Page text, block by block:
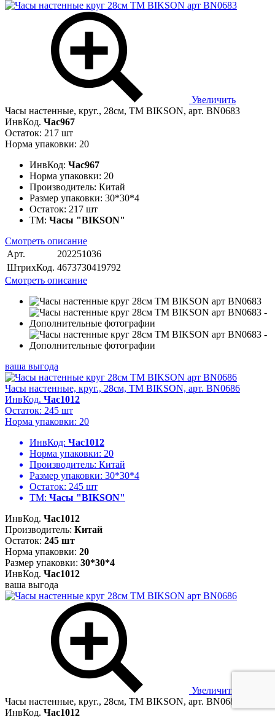
Увеличить
Часы настенные, круг., 28см, ТМ BIKSON, арт. BN0683
ИнвКод. Час967
Остаток: 217 шт
Норма упаковки: 20
ИнвКод: Час967
Норма упаковки: 20
Производитель: Китай
Размер упаковки: 30*30*4
Остаток: 217 шт
ТМ: Часы "BIKSON"
Смотреть описание
Арт.
202251036
ШтрихКод. 4673730419792
Смотреть описание
ваша выгода
Часы настенные, круг., 28см, ТМ BIKSON, арт. BN0686
ИнвКод. Час1012
Остаток: 245 шт
Норма упаковки: 20
ИнвКод: Час1012
Норма упаковки: 20
Производитель: Китай
Размер упаковки: 30*30*4
Остаток: 245 шт
ТМ: Часы "BIKSON"
ИнвКод. Час1012
Производитель: Китай
Остаток: 245 шт
Норма упаковки: 20
Размер упаковки: 30*30*4
ИнвКод. Час1012
ваша выгода
Увеличить
Часы настенные, круг., 28см, ТМ BIKSON, арт. BN0686
ИнвКод. Час1012